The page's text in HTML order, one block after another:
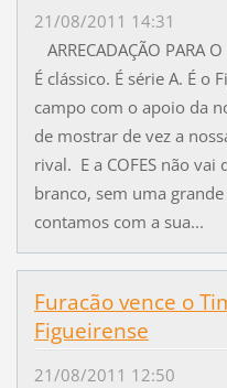
21/08/2011 14:31
ARRECADAÇÃO PARA
É clássico. É série A. É o
campo com o apoio da
de mostrar de vez a
rival. E a COFES não vai
branco, sem uma
contamos com a sua...
Furacão vence o
Figueirense
21/08/2011 12:50